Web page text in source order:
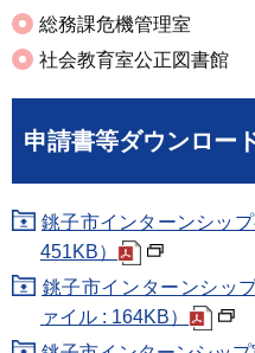
総務課危機管理室
社会教育室公正図書館
申請書等ダウンロー
銚子市インターンシッ
451KB）
銚子市インターンシッ
ァイル : 164KB）